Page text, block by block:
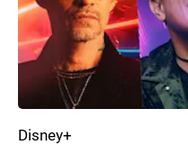
Disney+